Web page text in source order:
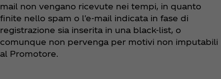
mail non vengano ricevute nei tempi, in quanto
finite nello spam o l'e-mail indicata in fase di
registrazione sia inserita in una black-list, o
comunque non pervenga per motivi non imputabili
al Promotore.